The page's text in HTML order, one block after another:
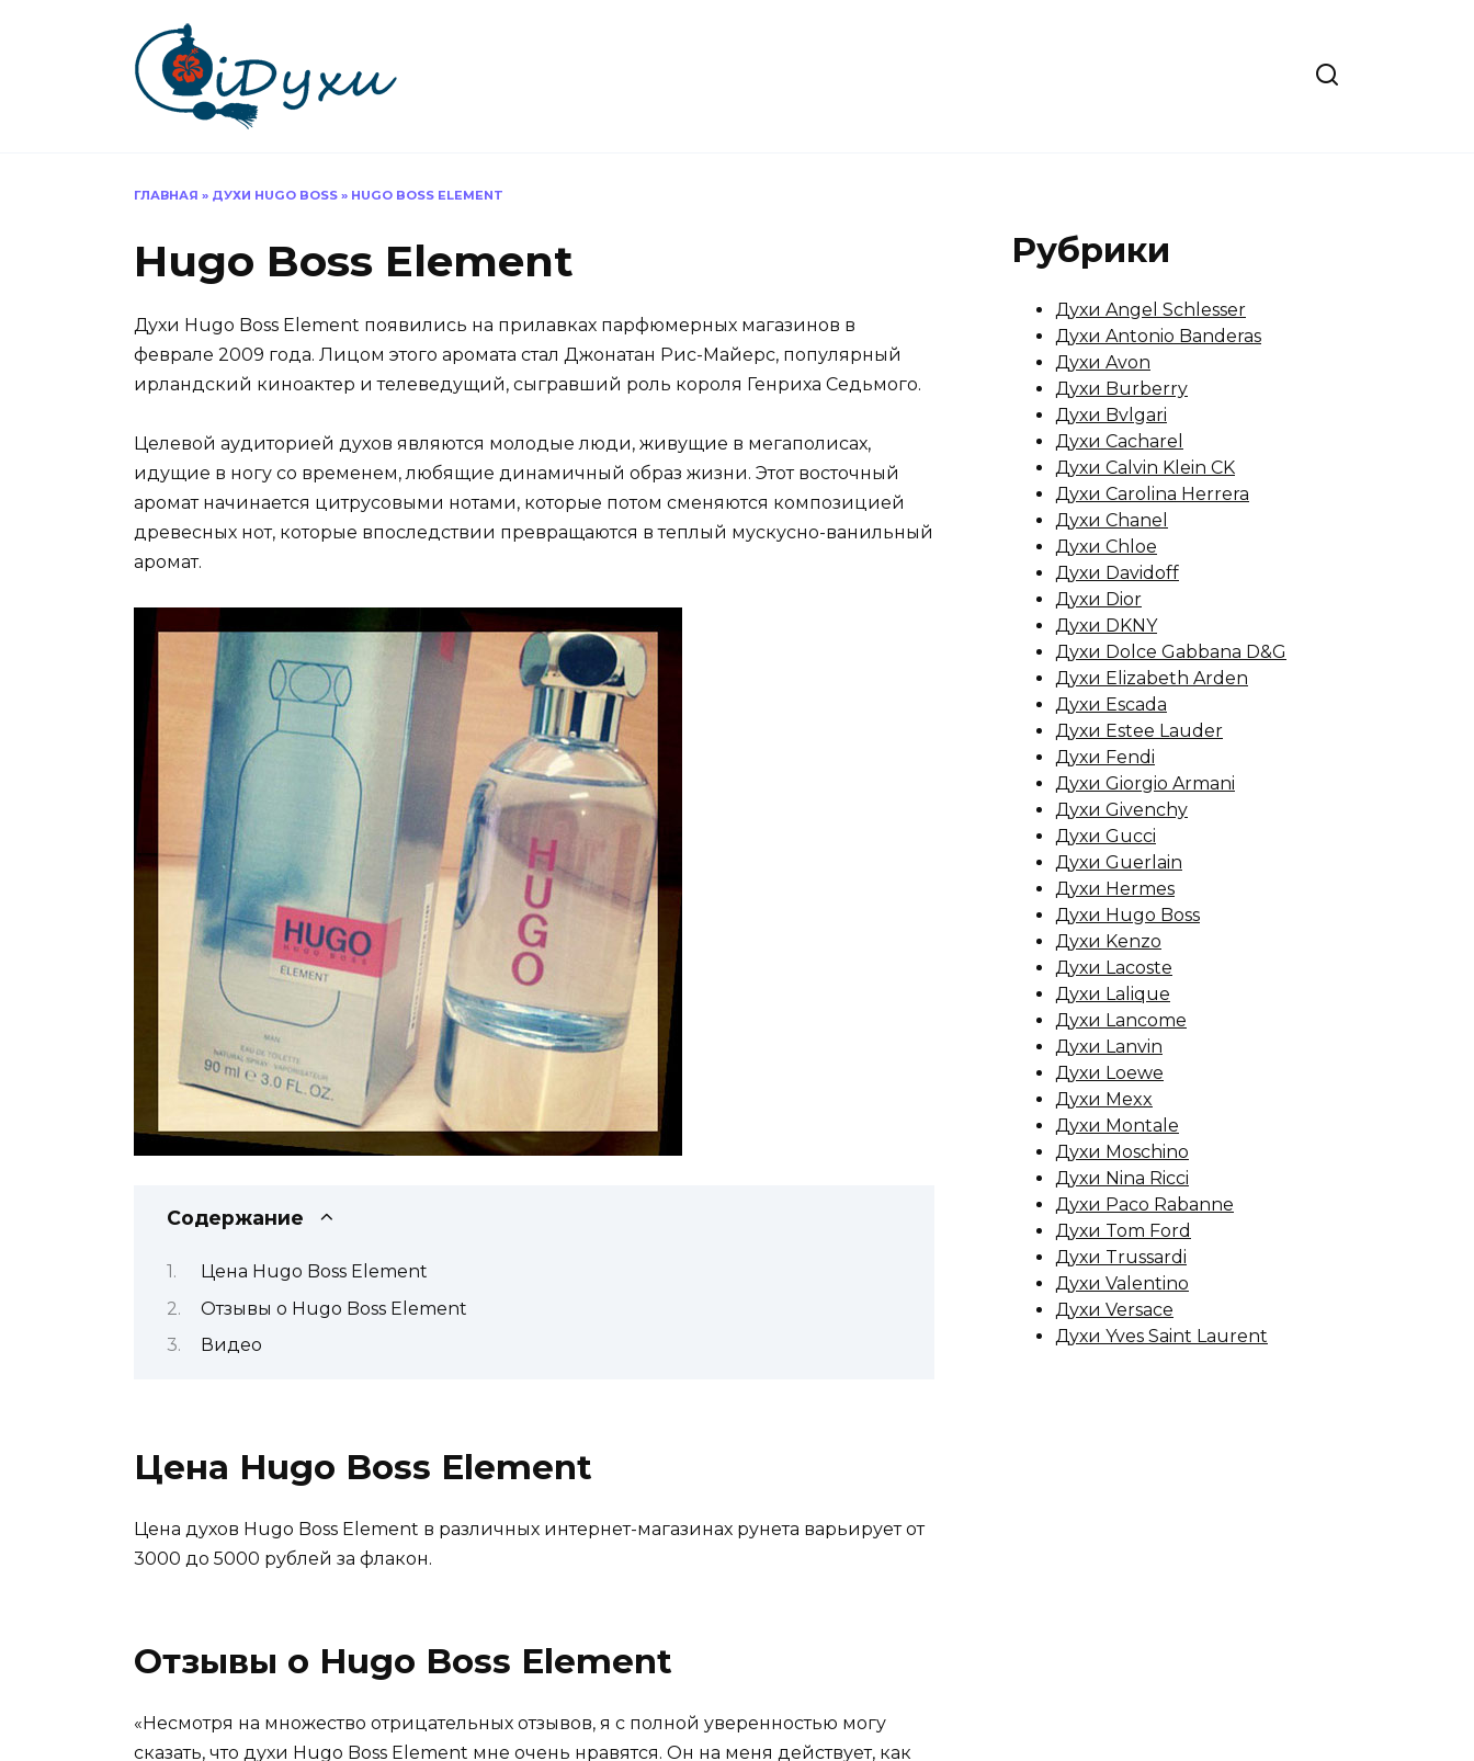
ГЛАВНАЯ » ДУХИ HUGO BOSS » HUGO BOSS ELEMENT
Hugo Boss Element
Духи Hugo Boss Element появились на прилавках парфюмерных магазинов в
феврале 2009 года. Лицом этого аромата стал Джонатан Рис-Майерс, популярный
ирландский киноактер и телеведущий, сыгравший роль короля Генриха Седьмого.
Целевой аудиторией духов являются молодые люди, живущие в мегаполисах,
идущие в ногу со временем, любящие динамичный образ жизни. Этот восточный
аромат начинается цитрусовыми нотами, которые потом сменяются композицией
древесных нот, которые впоследствии превращаются в теплый мускусно-ванильный
аромат.
Содержание
Цена Hugo Boss Element
Отзывы о Hugo Boss Element
Видео
Цена Hugo Boss Element
Цена духов Hugo Boss Element в различных интернет-магазинах рунета варьирует от
3000 до 5000 рублей за флакон.
Отзывы о Hugo Boss Element
«Несмотря на множество отрицательных отзывов, я с полной уверенностью могу
сказать, что духи Hugo Boss Element мне очень нравятся. Он на меня действует, как
Рубрики
Духи Angel Schlesser
Духи Antonio Banderas
Духи Avon
Духи Burberry
Духи Bvlgari
Духи Cacharel
Духи Calvin Klein CK
Духи Carolina Herrera
Духи Chanel
Духи Chloe
Духи Davidoff
Духи Dior
Духи DKNY
Духи Dolce Gabbana D&G
Духи Elizabeth Arden
Духи Escada
Духи Estee Lauder
Духи Fendi
Духи Giorgio Armani
Духи Givenchy
Духи Gucci
Духи Guerlain
Духи Hermes
Духи Hugo Boss
Духи Kenzo
Духи Lacoste
Духи Lalique
Духи Lancome
Духи Lanvin
Духи Loewe
Духи Mexx
Духи Montale
Духи Moschino
Духи Nina Ricci
Духи Paco Rabanne
Духи Tom Ford
Духи Trussardi
Духи Valentino
Духи Versace
Духи Yves Saint Laurent